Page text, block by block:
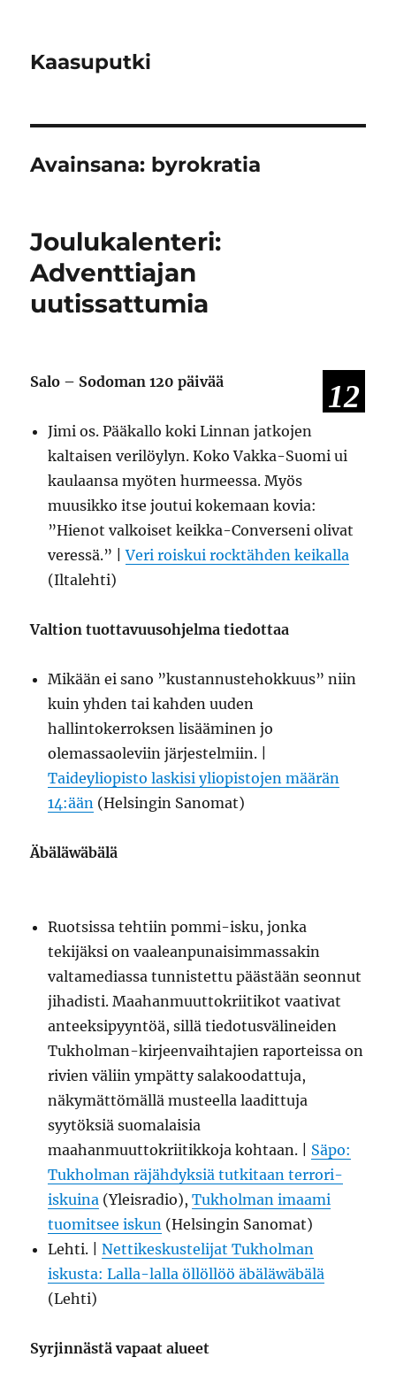
Kaasuputki
Avainsana: byrokratia
Joulukalenteri:
Adventtiajan
uutissattumia
12
Salo – Sodoman 120 päivää
Jimi os. Pääkallo koki Linnan jatkojen
kaltaisen verilöylyn. Koko Vakka-Suomi ui
kaulaansa myöten hurmeessa. Myös
muusikko itse joutui kokemaan kovia:
”Hienot valkoiset keikka-Converseni olivat
veressä.” |Veri roiskui rocktähden keikalla
(Iltalehti)
Valtion tuottavuusohjelma tiedottaa
Mikään ei sano ”kustannustehokkuus” niin
kuin yhden tai kahden uuden
hallintokerroksen lisääminen jo
olemassaoleviin järjestelmiin. |
Taideyliopisto laskisi yliopistojen määrän
14:ään (Helsingin Sanomat)
Äbäläwäbälä
Ruotsissa tehtiin pommi-isku, jonka
tekijäksi on vaaleanpunaisimmassakin
valtamediassa tunnistettu päästään seonnut
jihadisti. Maahanmuuttokriitikot vaativat
anteeksipyyntöä, sillä tiedotusvälineiden
Tukholman-kirjeenvaihtajien raporteissa on
rivien väliin ympätty salakoodattuja,
näkymättömällä musteella laadittuja
syytöksiä suomalaisia
maahanmuuttokriitikkoja kohtaan. | Säpo:
Tukholman räjähdyksiä tutkitaan terrori-
iskuina (Yleisradio),Tukholman imaami
tuomitsee iskun (Helsingin Sanomat)
Lehti. |Nettikeskustelijat Tukholman
iskusta: Lalla-lalla öllöllöö äbäläwäbälä
(Lehti)
Syrjinnästä vapaat alueet